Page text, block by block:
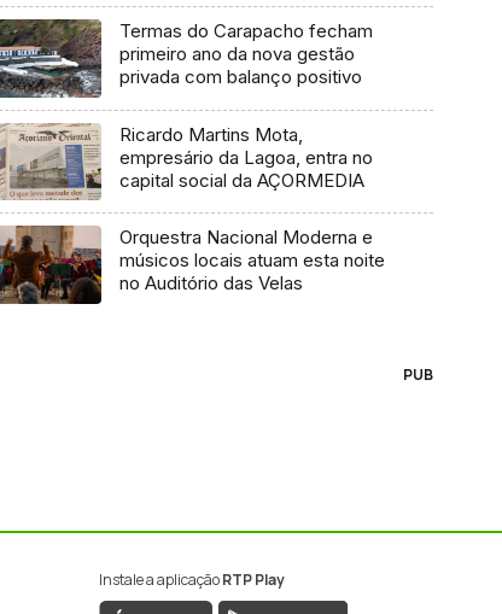
Termas do Carapacho fecham
primeiro ano da nova gestão
privada com balanço positivo
Ricardo Martins Mota,
empresário da Lagoa, entra no
capital social da AÇORMEDIA
Orquestra Nacional Moderna e
músicos locais atuam esta noite
no Auditório das Velas
PUB
Instale a aplicaçãoRTP Play